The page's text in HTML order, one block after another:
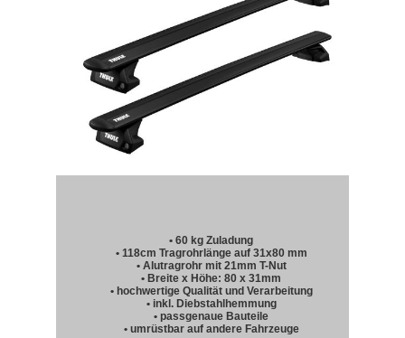
• 60 kg Zuladung
• 118cm Tragrohrlänge auf 31x80 mm
• Alutragrohr mit 21mm T-Nut
• Breite x Höhe: 80 x 31mm
• hochwertige Qualität und Verarbeitung
• inkl. Diebstahlhemmung
• passgenaue Bauteile
• umrüstbar auf andere Fahrzeuge